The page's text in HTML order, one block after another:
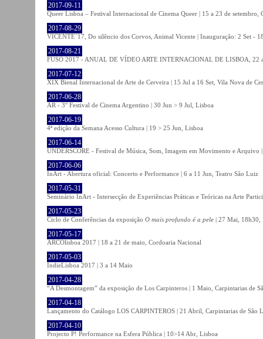
2017-09-11
Queer Lisboa – Festival Internacional de Cinema Queer | 15 a 23 de setembro,
2017-08-29
VICENTE´17, Do silêncio dos Corvos, Animal Vicente | Inauguração: 2 Set -
2017-08-21
FUSO 2017 - ANUAL DE VÍDEO ARTE INTERNACIONAL DE LISBOA, 22
2017-07-12
XIX Bienal Internacional de Arte de Cerveira | 15 Jul a 16 Set, Vila Nova de
2017-06-28
AR - 3° Festival de Cinema Argentino | 30 Jun > 9 Jul, Lisboa
2017-06-19
4ª edição da Semana Acesso Cultura | 19 > 25 Jun, Lisboa
2017-06-14
UNDERSCORE - Festival de Música, Som, Imagem em Movimento e Arquivo
2017-06-06
InArt - Abertura oficial: Concerto e Performance | 6 a 11 Jun, Teatro São Luiz
2017-05-31
Seminário InArt - Intersecção de Experiências Práticas e Teóricas na Arte
2017-05-23
Ciclo de Conferências da exposição O mais profundo é a pele | 27 Mai, 18h30,
2017-05-17
ARCOlisboa 2017 | 18 a 21 de maio, Cordoaria Nacional
2017-05-03
IndieLisboa 2017 | 3 a 14 Maio
2017-04-28
“A Desmontagem” da exposição de Los Carpinteros | 1 Maio, Carpintarias de
2017-04-18
Lançamento do Catálogo LOS CARPINTEROS | 21 Abril, Carpintarias de São
2017-04-10
Projecto P! Performance na Esfera Pública | 10>14 Abr, Lisboa